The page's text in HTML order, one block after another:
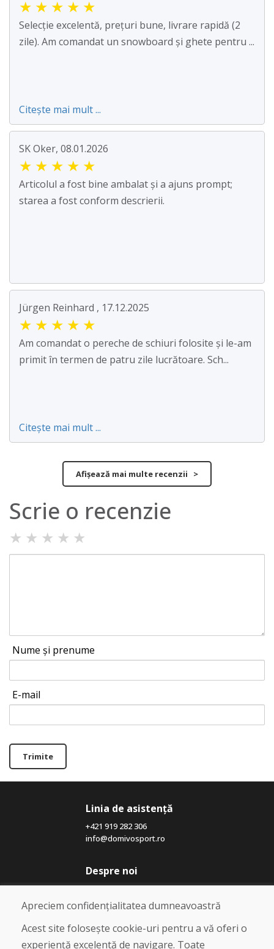
★ ★ ★ ★ ★
Selecție excelentă, prețuri bune, livrare rapidă (2
zile). Am comandat un snowboard și ghete pentru ...
Citește mai mult ...
SK Oker, 08.01.2026
★ ★ ★ ★ ★
Articolul a fost bine ambalat și a ajuns prompt;
starea a fost conform descrierii.
Jürgen Reinhard , 17.12.2025
★ ★ ★ ★ ★
Am comandat o pereche de schiuri folosite și le-am
primit în termen de patru zile lucrătoare. Sch...
Citește mai mult ...
Afișează mai multe recenzii >
Scrie o recenzie
★ ★ ★ ★ ★
Nume și prenume
E-mail
Trimite
Linia de asistență
+421 919 282 306
info@domivosport.ro
Despre noi
Blog
Despre noi
Magazin
Contact
Apreciem confidențialitatea dumneavoastră
Acest site folosește cookie-uri pentru a vă oferi o
experiență excelentă de navigare. Toate